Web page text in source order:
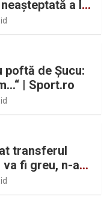
a lui
Daniel
poftă de Șucu:
| Sport.ro
transferul
fi greu, n-am